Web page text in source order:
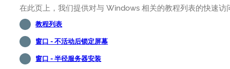
在此页上，我们提供对与 Windows 相关的教程列表的快速访
教程列表
窗口 - 不活动后锁定屏幕
窗口 - 半径服务器安装